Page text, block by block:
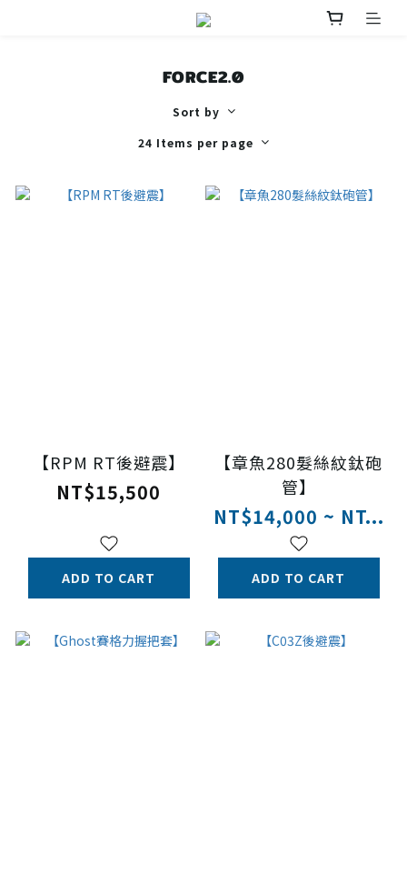
FORCE2.0
Sort by
24 Items per page
【RPM RT後避震】
NT$15,500
ADD TO CART
【章魚280髮絲紋鈦砲
管】
NT$14,000 ~ NT...
ADD TO CART